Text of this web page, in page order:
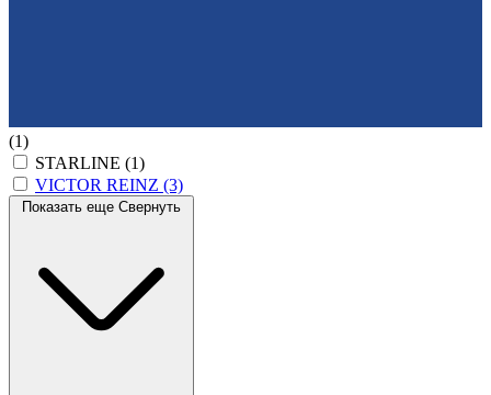
(1)
STARLINE (1)
VICTOR REINZ (3)
Показать еще Свернуть